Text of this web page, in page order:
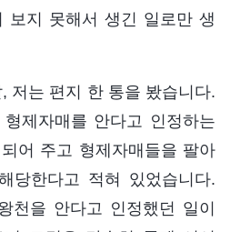
보지 못해서 생긴 일로만 생
저는 편지 한 통을 봤습니다.
제자매를 안다고 인정하는
어 주고 형제자매들을 팔아
당한다고 적혀 있었습니다.
천을 안다고 인정했던 일이